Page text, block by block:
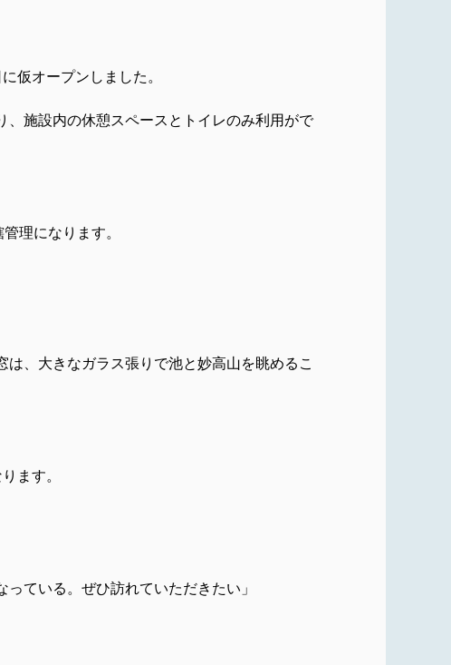
仮オープンしました。
、施設内の休憩スペースとトイレのみ利用がで
理になります。
、大きなガラス張りで池と妙高山を眺めるこ
ます。
ている。ぜひ訪れていただきたい」